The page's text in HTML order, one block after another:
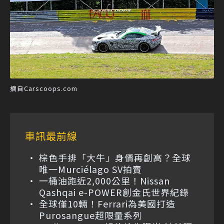
摘自Carscoops.com
車訊最前線
棕色手排「大牛」身價再創高？全球
唯一Murciélago SV拍賣
一桶油跑近2,000公里！Nissan
Qashqai e-POWER創金氏世界紀錄
全球僅10輛！Ferrari為美國打造
Purosangue超限量系列